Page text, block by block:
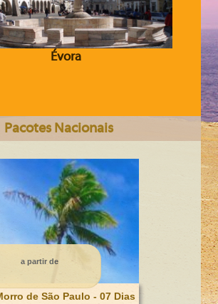
Évora
CABO Somente Terrestre 6 dias
Pacotes Nacionais
a partir de
de São Paulo - 07 Dias